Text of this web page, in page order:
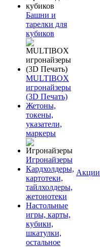
Башни и
тарелки для
кубиков
MULTIBOX
игронайзеры
(3D Печать)
Жетоны,
токены,
указатели,
маркеры
Игронайзеры
Кардхолдеры,
картотеки,
тайлхолдеры,
жетонотеки
Настольные
игры, карты,
кубики,
шкатулки,
остальное
Акции